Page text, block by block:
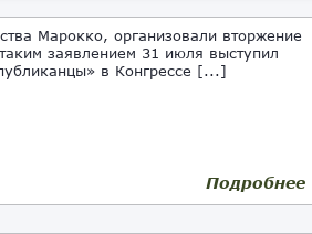
Марокко, организовали вторжение
заявлением 31 июля выступил
в Конгрессе [...]
Подробнее